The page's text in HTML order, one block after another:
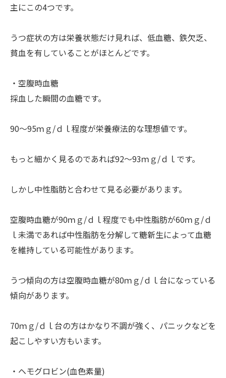
主にこの4つです。
うつ症状の方は栄養状態だけ見れば、低血糖、鉄欠乏、
貧血を有していることがほとんどです。
・空腹時血糖
採血した瞬間の血糖です。
90～95ｍｇ/ｄｌ程度が栄養療法的な理想値です。
もっと細かく見るのであれば92～93ｍｇ/ｄｌです。
しかし中性脂肪と合わせて見る必要があります。
空腹時血糖が90ｍｇ/ｄｌ程度でも中性脂肪が60ｍｇ/ｄ
ｌ未満であれば中性脂肪を分解して糖新生によって血糖
を維持している可能性があります。
うつ傾向の方は空腹時血糖が80ｍｇ/ｄｌ台になっている
傾向があります。
70ｍｇ/ｄｌ台の方はかなり不調が強く、パニックなどを
起こしやすい方もいます。
・ヘモグロビン(血色素量)